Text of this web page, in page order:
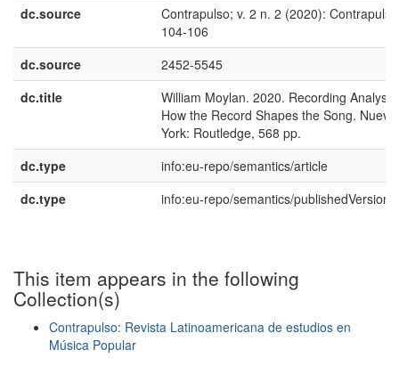
dc.source
Contrapulso; v. 2 n. 2 (2020):
104-106
dc.source
2452-5545
dc.title
William Moylan. 2020. Recording Analysis.
How the Record Shapes the Song. Nueva
York: Routledge, 568 pp.
dc.type
info:eu-repo/semantics/article
dc.type
info:eu-repo/semantics/publishedVersion
This item appears in the following
Collection(s)
Contrapulso: Revista Latinoamericana de estudios en
Música Popular